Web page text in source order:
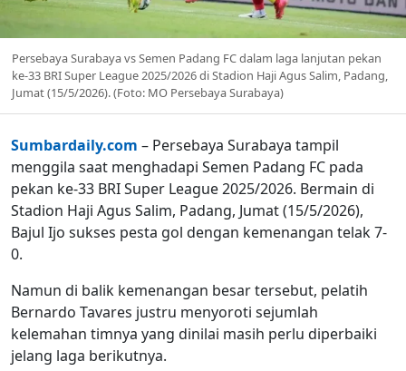
Persebaya Surabaya vs Semen Padang FC dalam laga lanjutan pekan
ke-33 BRI Super League 2025/2026 di Stadion Haji Agus Salim, Padang,
Jumat (15/5/2026). (Foto: MO Persebaya Surabaya)
Sumbardaily.com – Persebaya Surabaya tampil
menggila saat menghadapi Semen Padang FC pada
pekan ke-33 BRI Super League 2025/2026. Bermain di
Stadion Haji Agus Salim, Padang, Jumat (15/5/2026),
Bajul Ijo sukses pesta gol dengan kemenangan telak 7-
0.
Namun di balik kemenangan besar tersebut, pelatih
Bernardo Tavares justru menyoroti sejumlah
kelemahan timnya yang dinilai masih perlu diperbaiki
jelang laga berikutnya.